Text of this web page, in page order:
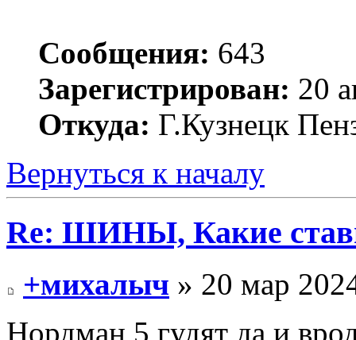
Сообщения: 643
Зарегистрирован: 20
Откуда: Г.Кузнецк
Вернуться к началу
Re: ШИНЫ, Какие
+михалыч » 20 мар
Нордман 5 гудят да и